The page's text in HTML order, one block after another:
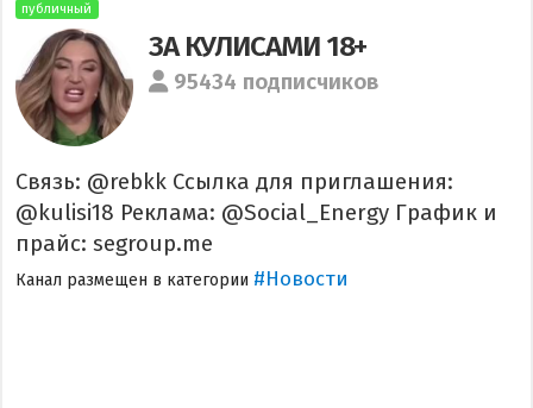
публичный
ЗА КУЛИСАМИ 18+
95434 подписчиков
Связь: @rebkk Ссылка для приглашения:
@kulisi18 Реклама: @Social_Energy График и
прайс: segroup.me
Канал размещен в категории #Новости